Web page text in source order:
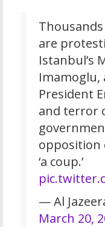
are
Istanbul’s
Imamoglu,
President
and terror
opposition
‘a coup.’
— Al
March 20,